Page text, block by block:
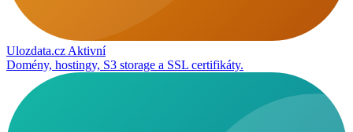
Ulozdata.cz Aktivní
Domény, hostingy, S3 storage a SSL certifikáty.